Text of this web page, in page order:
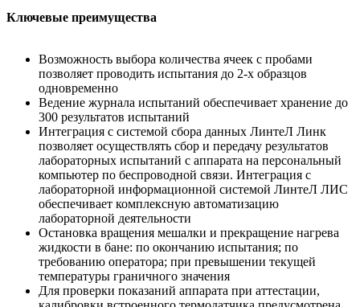
Ключевые преимущества
Возможность выбора количества ячеек с пробами
позволяет проводить испытания до 2-х образцов
одновременно
Ведение журнала испытаний обеспечивает хранение до
300 результатов испытаний
Интеграция с системой сбора данных ЛинтеЛ Линк
позволяет осуществлять сбор и передачу результатов
лабораторных испытаний с аппарата на персональный
компьютер по беспроводной связи. Интеграция с
лабораторной информационной системой ЛинтеЛ ЛИС
обеспечивает комплексную автоматизацию
лабораторной деятельности
Остановка вращения мешалки и прекращение нагрева
жидкости в бане: по окончанию испытания; по
требованию оператора; при превышении текущей
температуры граничного значения
Для проверки показаний аппарата при аттестации,